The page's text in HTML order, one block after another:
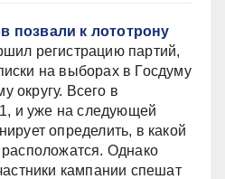
позвали к лототрону
регистрацию партий,
на выборах в Госдуму
округу. Всего в
и уже на следующей
определить, в какой
Однако
кампании спешат